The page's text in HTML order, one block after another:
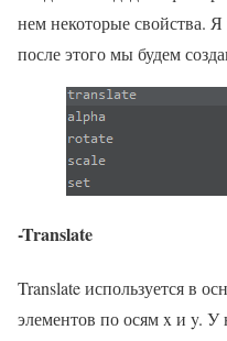
нем некоторые свойства.
после этого мы будем
-Translate
Translate используется в
элементов по осям x и y. У